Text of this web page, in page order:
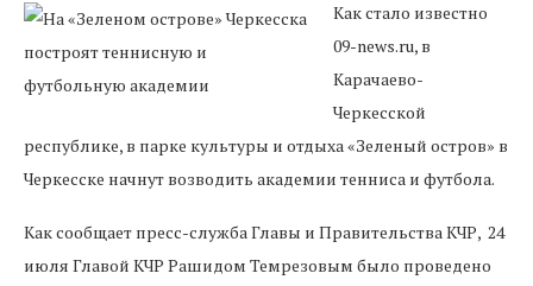
Как стало известно
09-news.ru, в
Карачаево-
Черкесской
республике, в парке культуры и отдыха «Зеленый остров» в
Черкесске начнут возводить академии тенниса и футбола.
Как сообщает пресс-служба Главы и Правительства КЧР, 24
июля Главой КЧР Рашидом Темрезовым было проведено